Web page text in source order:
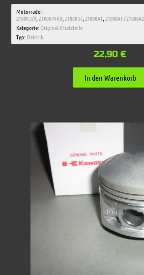
Motorräder:
Z1000 J/R, Z1000 MKII Z1000 ST, Z1000A1 Z1000A1 / Z1000A2
Kategorie:Original-Ersatzteile
Typ: Elektrik
22,90 €
In den Warenkorb